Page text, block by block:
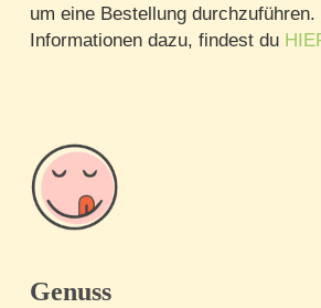
um eine Bestellung durchzuführen.
Informationen dazu, findest du
Genuss